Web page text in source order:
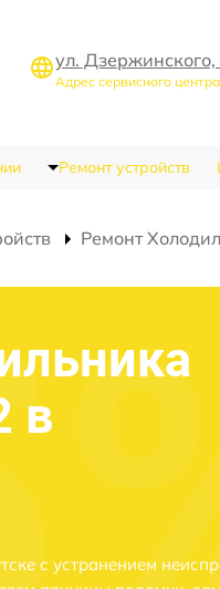
ул. Дзержинского,
Адрес сервисного
Ремонт устройств
Ремонт
в
с устранением